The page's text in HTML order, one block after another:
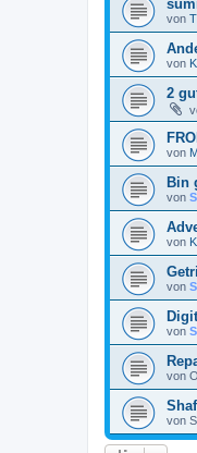
von
von
2
von
Bin
von
von
von
von
von
von